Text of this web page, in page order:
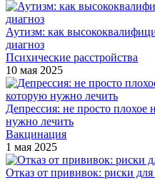
Аутизм: как
диагноз
Психические расстройства
10 мая 2025
Депрессия: не просто плохое
нужно лечить
Вакцинация
1 мая 2025
Отказ от прививок: риски для